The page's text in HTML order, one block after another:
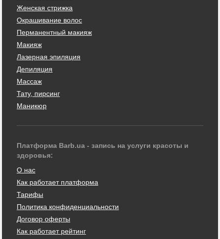
Женская стрижка
Окрашивание волос
Перманентный макияж
Макияж
Лазерная эпиляция
Депиляция
Массаж
Тату, пирсинг
Маникюр
Платформа Barb.ua - запись на услуги красоты и
здоровья:
О нас
Как работает платформа
Тарифы
Политика конфиденциальности
Договор оферты
Как работает рейтинг